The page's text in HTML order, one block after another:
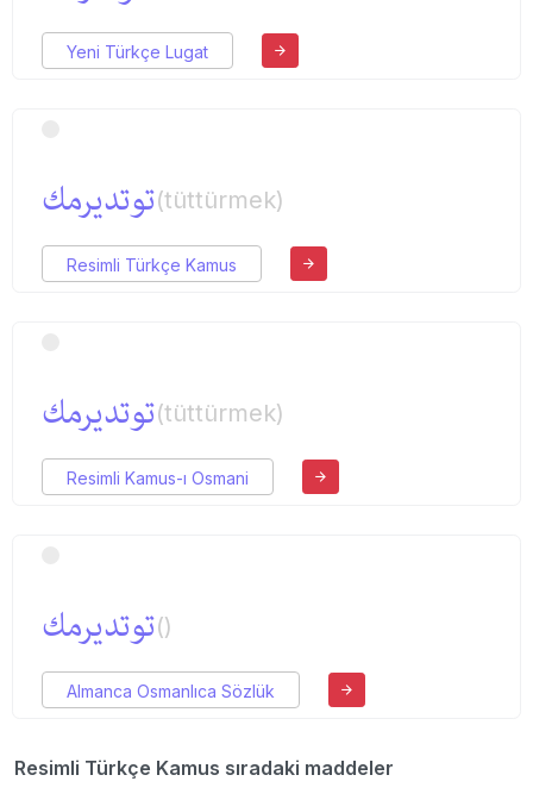
Yeni Türkçe Lugat
توتدیرمك(tüttürmek)
Resimli Türkçe Kamus
توتدیرمك(tüttürmek)
Resimli Kamus-ı Osmani
توتدیرمك()
Almanca Osmanlıca Sözlük
Resimli Türkçe Kamus sıradaki maddeler